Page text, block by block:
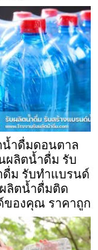
น้ำดื่มดอนตาล
ผลิตน้ำดื่ม รับ
ดื่ม รับทำแบรนด์
ลิตน้ำดื่มติด
ของคุณ ราคาถูก